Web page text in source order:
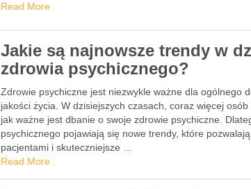
Read More
Jakie są najnowsze trendy w
zdrowia psychicznego?
Zdrowie psychiczne jest niezwykle ważne dla ogólnego
jakości życia. W dzisiejszych czasach, coraz więcej
jak ważne jest dbanie o swoje zdrowie psychiczne.
psychicznego pojawiają się nowe trendy, które
pacjentami i skuteczniejsze …
Read More